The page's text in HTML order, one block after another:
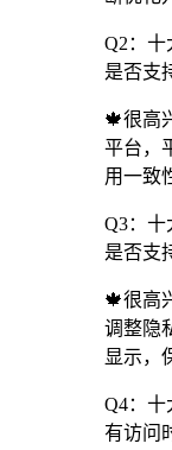
Q2：十
是否支
🍁很高
平台，
用一致
Q3：十
是否支
🍁很高
调整隐
显示，
Q4：十
有访问